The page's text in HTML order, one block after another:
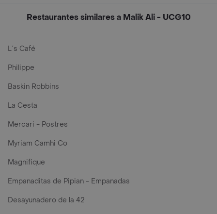
Restaurantes similares a Malik Ali - UCG10
L´s Café
Philippe
Baskin Robbins
La Cesta
Mercari - Postres
Myriam Camhi Co
Magnifique
Empanaditas de Pipian - Empanadas
Desayunadero de la 42